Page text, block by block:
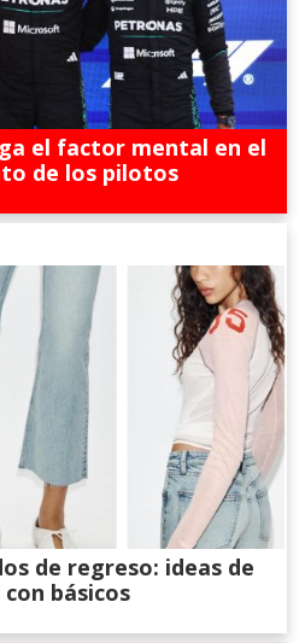
el factor mental en el
de los pilotos
de regreso: ideas de
básicos